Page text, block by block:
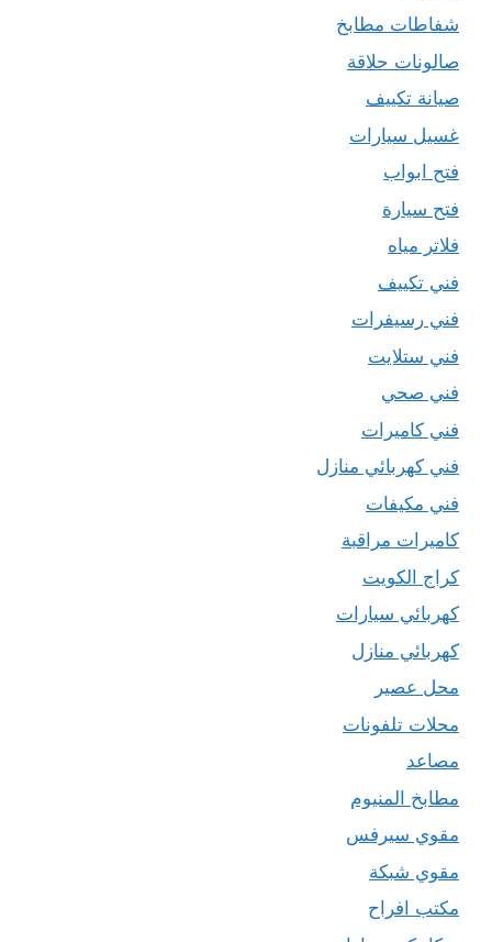
شفاطات مطابخ
صالونات حلاقة
صيانة تكييف
غسيل سيارات
فتح ابواب
فتح سيارة
فلاتر مياه
فني تكييف
فني رسيفرات
فني ستلايت
فني صحي
فني كاميرات
فني كهربائي منازل
فني مكيفات
كاميرات مراقبة
كراج الكويت
كهربائي سيارات
كهربائي منازل
محل عصير
محلات تلفونات
مصاعد
مطابخ المنيوم
مقوي سيرفس
مقوي شبكة
مكتب افراح